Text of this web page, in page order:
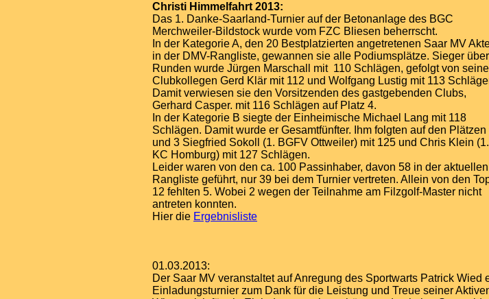
Christi Himmelfahrt 2013:
Das 1. Danke-Saarland-Turnier auf der Betonanlage des BGC
Merchweiler-Bildstock wurde vom FZC Bliesen beherrscht.
In der Kategorie A, den 20 Bestplatzierten angetretenen Saar MV
in der DMV-Rangliste, gewannen sie alle Podiumsplätze. Sieger
Runden wurde Jürgen Marschall mit 110 Schlägen, gefolgt von
Clubkollegen Gerd Klär mit 112 und Wolfgang Lustig mit 113
Damit verwiesen sie den Vorsitzenden des gastgebenden Clubs,
Gerhard Casper. mit 116 Schlägen auf Platz 4.
In der Kategorie B siegte der Einheimische Michael Lang mit 118
Schlägen. Damit wurde er Gesamtfünfter. Ihm folgten auf den Plätzen
und 3 Siegfried Sokoll (1. BGFV Ottweiler) mit 125 und Chris Klein (1.
KC Homburg) mit 127 Schlägen.
Leider waren von den ca. 100 Passinhaber, davon 58 in der aktuellen
Rangliste geführt, nur 39 bei dem Turnier vertreten. Allein von den
12 fehlten 5. Wobei 2 wegen der Teilnahme am Filzgolf-Master nicht
antreten konnten.
Hier die Ergebnisliste
01.03.2013:
Der Saar MV veranstaltet auf Anregung des Sportwarts Patrick Wied
Einladungsturnier zum Dank für die Leistung und Treue seiner